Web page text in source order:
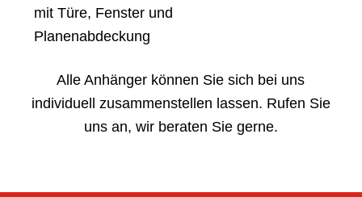
Alle Anhänger können Sie sich bei uns
individuell zusammenstellen lassen. Rufen Sie
uns an, wir beraten Sie gerne.